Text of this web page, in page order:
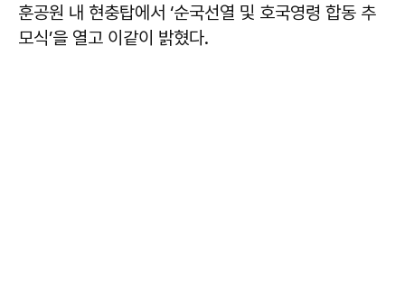
훈공원 내 현충탑에서 ‘순국선열 및 호국영령 합동 추
모식’을 열고 이같이 밝혔다.